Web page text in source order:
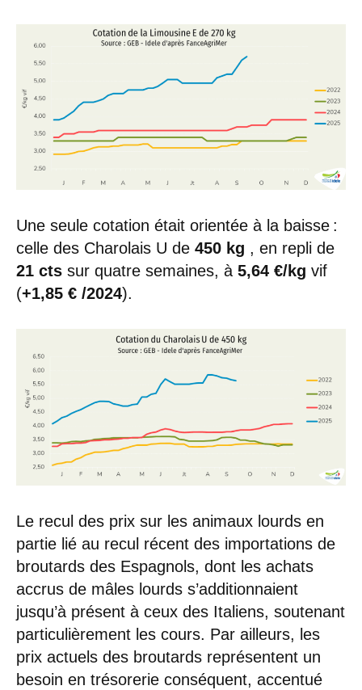
Une seule cotation était orientée à la baisse :
celle des Charolais U de 450 kg , en repli de
21 cts sur quatre semaines, à 5,64 €/kg vif
(+1,85 € /2024).
Le recul des prix sur les animaux lourds en
partie lié au recul récent des importations de
broutards des Espagnols, dont les achats
accrus de mâles lourds s’additionnaient
jusqu’à présent à ceux des Italiens, soutenant
particulièrement les cours. Par ailleurs, les
prix actuels des broutards représentent un
besoin en trésorerie conséquent, accentué